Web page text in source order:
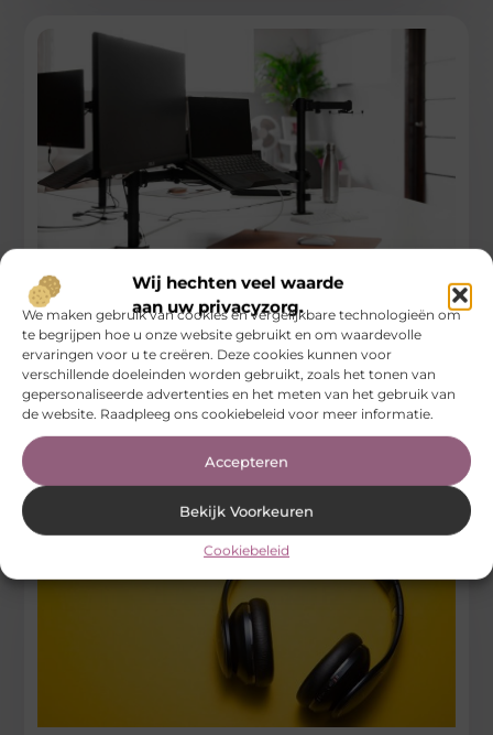
Wij hechten veel waarde
aan uw privacyzorg.
We maken gebruik van cookies en vergelijkbare technologieën om
te begrijpen hoe u onze website gebruikt en om waardevolle
ervaringen voor u te creëren. Deze cookies kunnen voor
verschillende doeleinden worden gebruikt, zoals het tonen van
gepersonaliseerde advertenties en het meten van het gebruik van
de website. Raadpleeg ons cookiebeleid voor meer informatie.
Accepteren
Bekijk Voorkeuren
Cookiebeleid
Computers en accessoires voor bedrijven bij
Yorcom.nl
De beste keuze voor zakelijke gebruikers Wanneer je als
bedrijf op zoek bent naar betrouwbare computers en
accessoires, is het
...
Electronica En Computers